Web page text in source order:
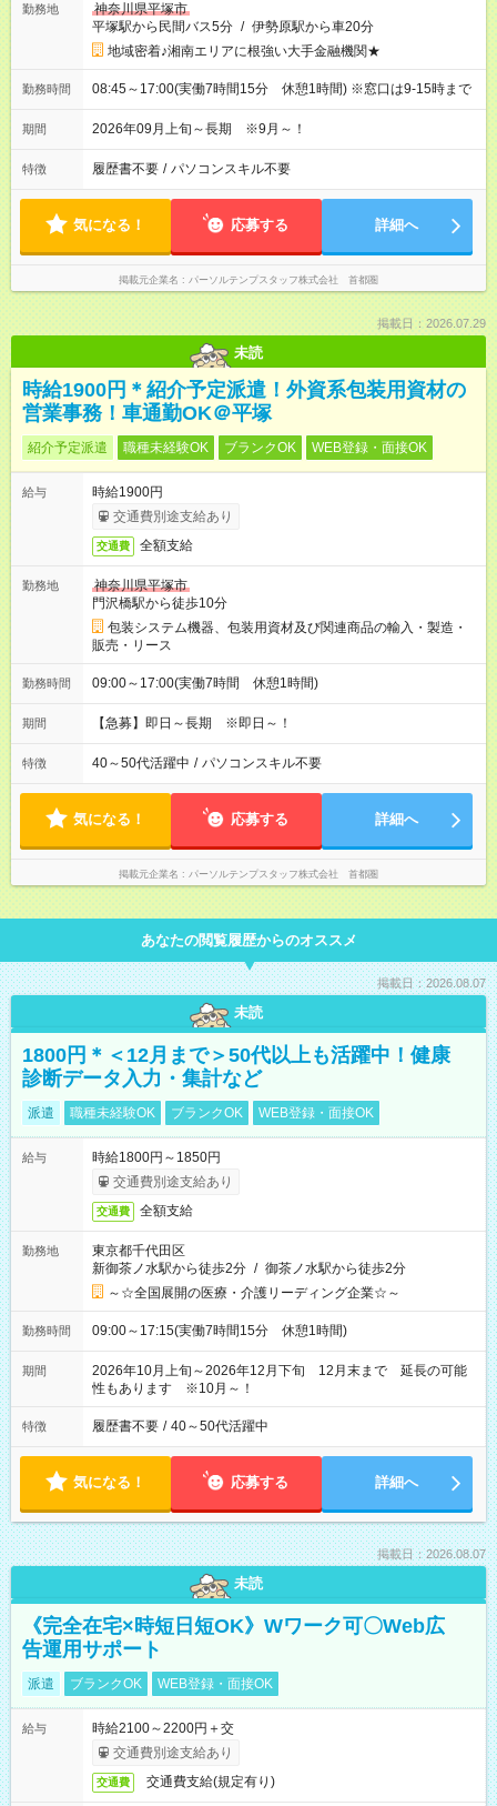
勤務地
神奈川県平塚市
平塚駅から民間バス5分 / 伊勢原駅から車20分
地域密着♪湘南エリアに根強い大手金融機関★
勤務時間 08:45～17:00(実働7時間15分 休憩1時間) ※窓口は9-15時まで
期間 2026年09月上旬～長期 ※9月～！
特徴 履歴書不要 / パソコンスキル不要
気になる！ 応募する 詳細へ
掲載元企業名 パーソルテンプスタッフ株式会社 首都圏
掲載日：2026.07.29
未読
時給1900円＊紹介予定派遣！外資系包装用資材の
営業事務！車通勤OK＠平塚
紹介予定派遣 職種未経験OK ブランクOK WEB登録・面接OK
給与
時給1900円
交通費別途支給あり
交通費 全額支給
勤務地
神奈川県平塚市
門沢橋駅から徒歩10分
包装システム機器、包装用資材及び関連商品の輸入・製造・
販売・リース
勤務時間 09:00～17:00(実働7時間 休憩1時間)
期間 【急募】即日～長期 ※即日～！
特徴 40～50代活躍中 / パソコンスキル不要
気になる！ 応募する 詳細へ
掲載元企業名 パーソルテンプスタッフ株式会社 首都圏
あなたの閲覧履歴からのオススメ
掲載日：2026.08.07
未読
1800円＊＜12月まで＞50代以上も活躍中！健康
診断データ入力・集計など
派遣 職種未経験OK ブランクOK WEB登録・面接OK
給与
時給1800円～1850円
交通費別途支給あり
交通費 全額支給
勤務地
東京都千代田区
新御茶ノ水駅から徒歩2分 / 御茶ノ水駅から徒歩2分
～☆全国展開の医療・介護リーディング企業☆～
勤務時間 09:00～17:15(実働7時間15分 休憩1時間)
期間
2026年10月上旬～2026年12月下旬 12月末まで 延長の可能
性もあります ※10月～！
特徴 履歴書不要 / 40～50代活躍中
気になる！ 応募する 詳細へ
掲載日：2026.08.07
未読
《完全在宅×時短日短OK》Wワーク可〇Web広
告運用サポート
派遣 ブランクOK WEB登録・面接OK
給与
時給2100～2200円＋交
交通費別途支給あり
交通費 交通費支給(規定有り)